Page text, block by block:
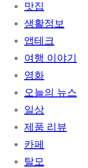
맛집
생활정보
앱테크
여행 이야기
영화
오늘의 뉴스
일상
제품 리뷰
카페
탈모